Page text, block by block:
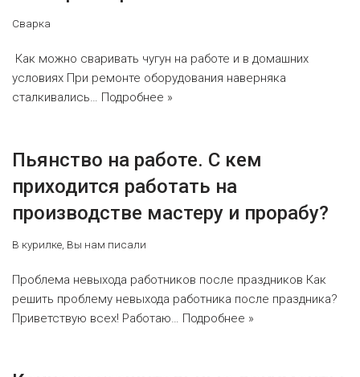
Сварка
Как можно сваривать чугун на работе и в домашних
условиях При ремонте оборудования наверняка
сталкивались… Подробнее »
Пьянство на работе. С кем
приходится работать на
производстве мастеру и прорабу?
В курилке Вы нам писали
Проблема невыхода работников после праздников Как
решить проблему невыхода работника после праздника?
Приветствую всех! Работаю… Подробнее »